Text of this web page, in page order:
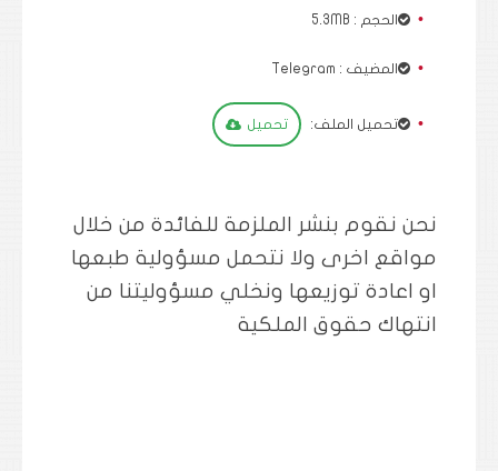
الحجم : 5.3MB
المضيف : Telegram
تحميل الملف: تحميل
نحن نقوم بنشر الملزمة للفائدة من خلال
مواقع اخرى ولا نتحمل مسؤولية طبعها
او اعادة توزيعها ونخلي مسؤوليتنا من
انتهاك حقوق الملكية